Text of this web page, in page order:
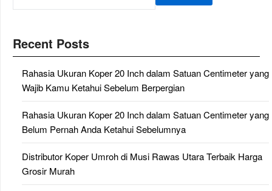
Recent Posts
Rahasia Ukuran Koper 20 Inch dalam Satuan Centimeter yang
Wajib Kamu Ketahui Sebelum Berpergian
Rahasia Ukuran Koper 20 Inch dalam Satuan Centimeter yang
Belum Pernah Anda Ketahui Sebelumnya
Distributor Koper Umroh di Musi Rawas Utara Terbaik Harga
Grosir Murah